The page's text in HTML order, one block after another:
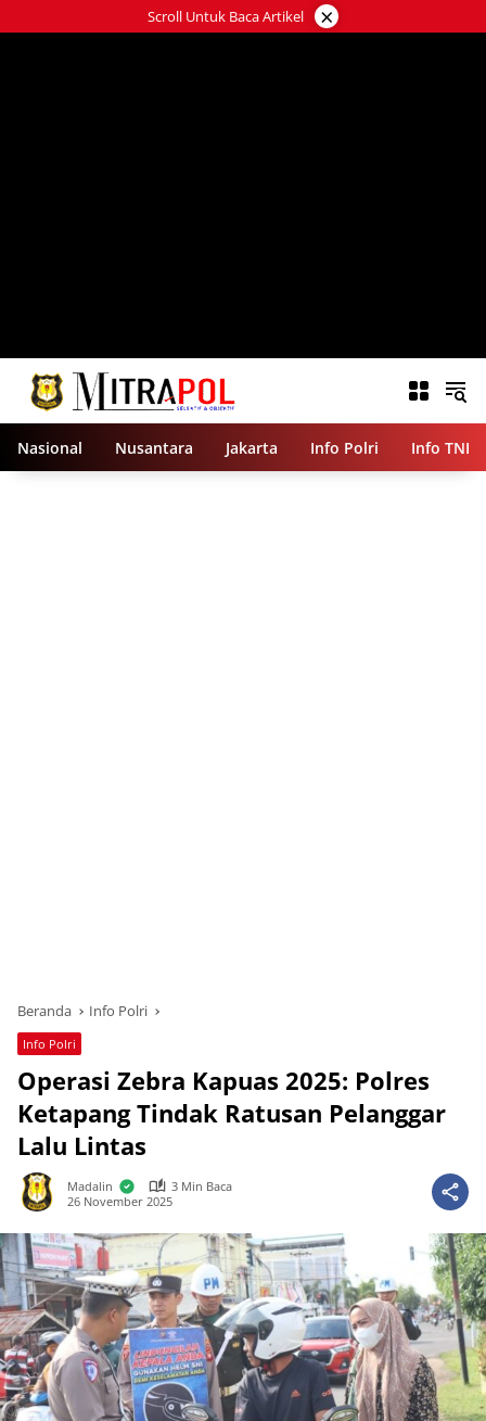
ke
Scroll Untuk Baca Artikel ×
Nasional Nusantara Jakarta Info Polri Info TNI
Beranda Info Polri
Info Polri
Operasi Zebra Kapuas 2025: Polres
Ketapang Tindak Ratusan Pelanggar
Lalu Lintas
Madalin
3 Min Baca
26 November 2025